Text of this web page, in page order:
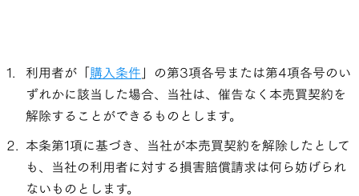
利用者が「 購入条件 」の第3項各号または第4項各号のい
ずれかに該当した場合、当社は、催告なく本売買契約を
解除することができるものとします。
本条第1項に基づき、当社が本売買契約を解除したとして
も、当社の利用者に対する損害賠償請求は何ら妨げられ
ないものとします。